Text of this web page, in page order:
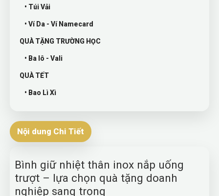
• Túi Vải
• Ví Da - Ví Namecard
QUÀ TẶNG TRƯỜNG HỌC
• Ba lô - Vali
QUÀ TẾT
• Bao Lì Xì
Nội dung Chi Tiết
Bình giữ nhiệt thân inox nắp uống
trượt – lựa chọn quà tặng doanh
nghiệp sang trọng